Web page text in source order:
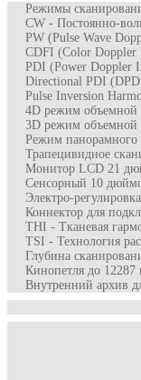
Режимы
CW - Постоянно-
PW (Pulse Wave
CDFI (Color Doppler
PDI (Power Doppler
Directional PDI
Pulse Inversion
4D режим объемной
3D режим объемной
Режим панорамного
Трапецивидное
Монитор LСD 21
Сенсорный 10
Электро-
Коннектор для
THI - Тканевая
TSI - Технология
Глубина
Кинопетля до 12287
Внутренний архив